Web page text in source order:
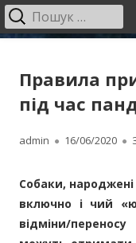
контенту
Головне
Правила
під час
Автор
admin Опубліковано
16/06/2020
Собаки, народжені
включно і чий
відміни/